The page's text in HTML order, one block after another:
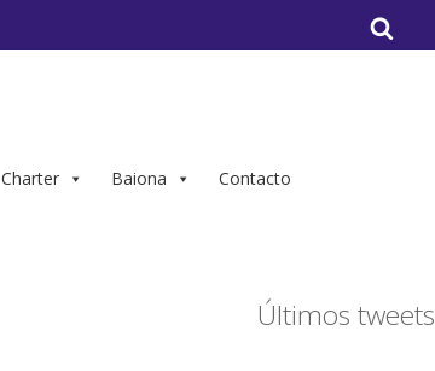
por:
Charter Baiona Contacto
Últimos tweets